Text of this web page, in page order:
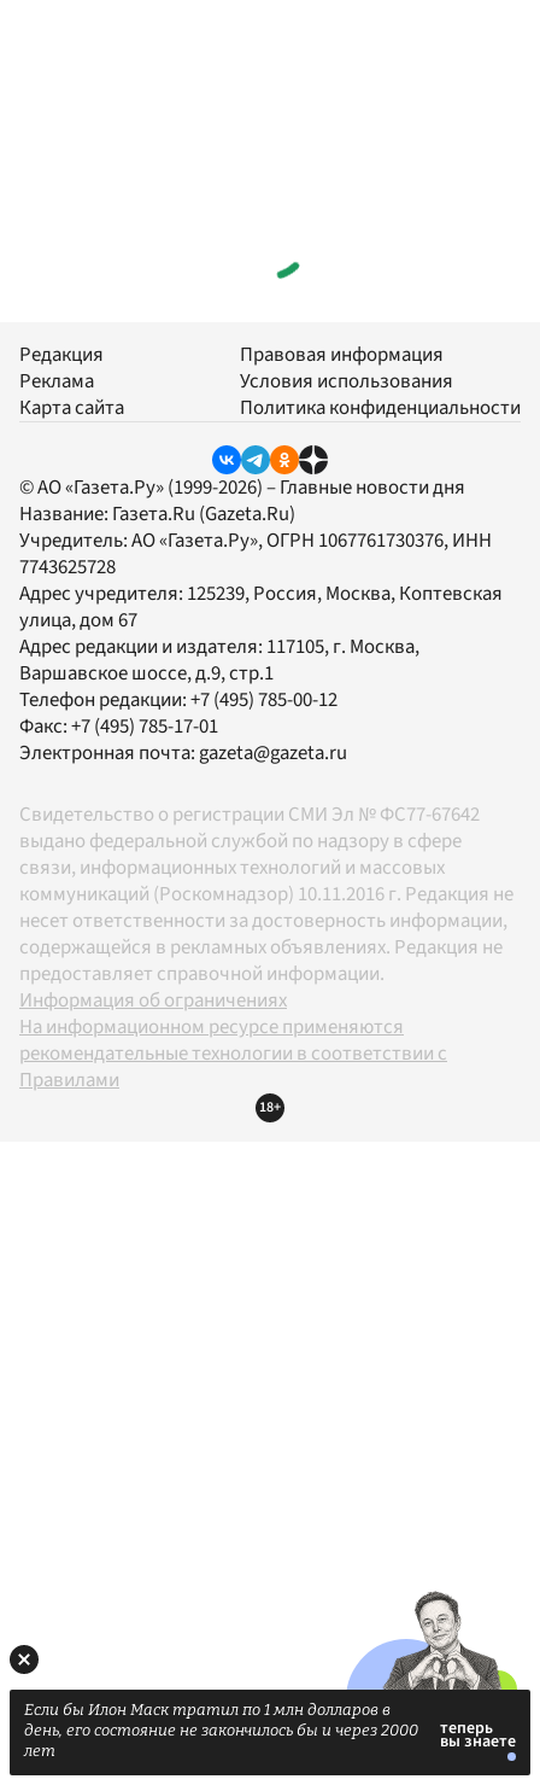
Редакция
Реклама
Карта сайта
Правовая информация
Условия использования
Политика конфиденциальности
© АО «Газета.Ру» (1999-2026) – Главные новости дня
Название: Газета.Ru (Gazeta.Ru)
Учредитель:АО «Газета.Ру», ОГРН 1067761730376, ИНН
7743625728
Адрес учредителя: 125239, Россия, Москва, Коптевская
улица, дом 67
Адрес редакции и издателя: 117105, г. Москва,
Варшавское шоссе, д.9, стр.1
Телефон редакции:+7 (495) 785-00-12
Факс:+7 (495) 785-17-01
Электронная почта:gazeta@gazeta.ru
Свидетельство о регистрации СМИ Эл № ФС77-67642
выдано федеральной службой по надзору в сфере
связи, информационных технологий и массовых
коммуникаций (Роскомнадзор) 10.11.2016 г. Редакция не
несет ответственности за достоверность информации,
содержащейся в рекламных объявлениях. Редакция не
предоставляет справочной информации.
Информация об ограничениях
На информационном ресурсе применяются
рекомендательные технологии в соответствии с
Правилами
18+
Если бы Илон Маск тратил по 1 млн долларов в
день, его состояние не закончилось бы и через 2000
лет